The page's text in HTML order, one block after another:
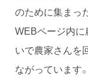
のために集まっ
WEBページ内に
いで農家さんを
ながっています。